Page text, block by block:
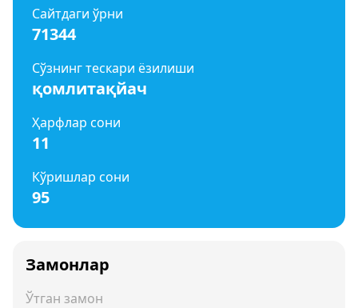
Сайтдаги ўрни
71344
Сўзнинг тескари ёзилиши
қомлитақйач
Ҳарфлар сони
11
Кўришлар сони
95
Замонлар
Ўтган замон